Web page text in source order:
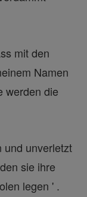
mit den
Namen
werden die
und unverletzt
sie ihre
legen ' .